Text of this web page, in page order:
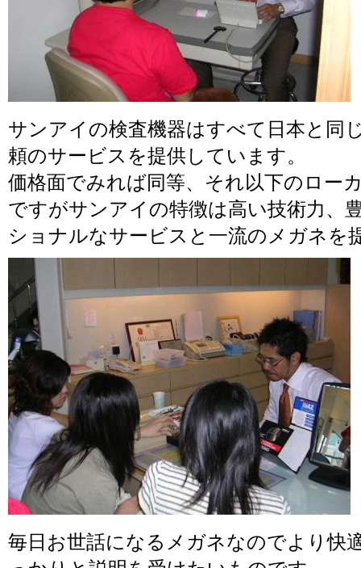
サンアイの検査機器はすべて日本と同
頼のサービスを提供しています。
価格面でみれば同等、それ以下のロー
ですがサンアイの特徴は高い技術力、
ショナルなサービスと一流のメガネを
毎日お世話になるメガネなのでより快